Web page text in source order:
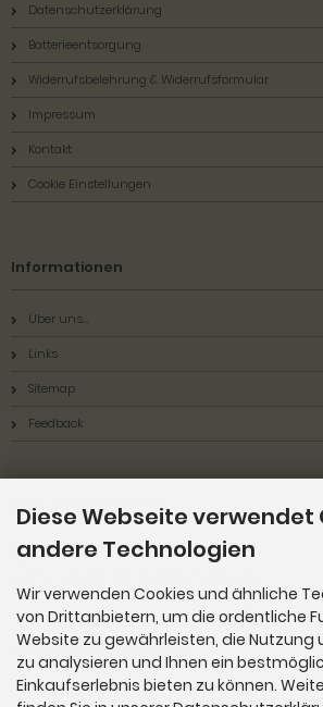
Datenschutzerklärung
Batterieentsorgung
Widerrufsbelehrung & Widerrufsformular
Impressum
Kontakt
Cookie Einstellungen
Informationen
Über uns...
Links
Sitemap
Feedback
Zahlungsmethoden
Newsletter-Anmeldung
E-Mail-Adresse:
Diese Webseite verwendet
andere Technologien
Wir verwenden Cookies und ähnliche
von Drittanbietern, um die ordentliche
Website zu gewährleisten, die Nutzung
zu analysieren und Ihnen ein
Einkaufserlebnis bieten zu können.